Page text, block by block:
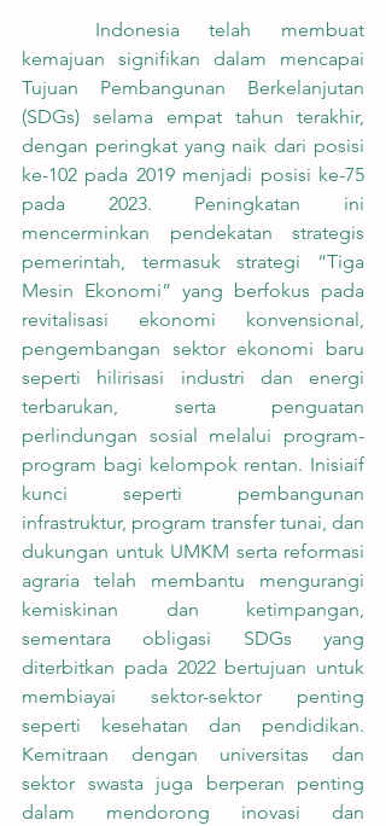
kemajuan signifikan dalam mencapai
Tujuan Pembangunan Berkelanjutan
(SDGs) selama empat tahun terakhir,
dengan peringkat yang naik dari posisi
ke-102 pada 2019 menjadi posisi ke-75
pada 2023. Peningkatan ini
mencerminkan pendekatan strategis
pemerintah, termasuk strategi “Tiga
Mesin Ekonomi” yang berfokus pada
revitalisasi ekonomi konvensional,
pengembangan sektor ekonomi baru
seperti hilirisasi industri dan energi
terbarukan, serta penguatan
perlindungan sosial melalui program-
program bagi kelompok rentan. Inisiaif
kunci seperti pembangunan
infrastruktur, program transfer tunai, dan
dukungan untuk UMKM serta reformasi
agraria telah membantu mengurangi
kemiskinan dan ketimpangan,
sementara obligasi SDGs yang
diterbitkan pada 2022 bertujuan untuk
membiayai sektor-sektor penting
seperti kesehatan dan pendidikan.
Kemitraan dengan universitas dan
sektor swasta juga berperan penting
dalam mendorong inovasi dan